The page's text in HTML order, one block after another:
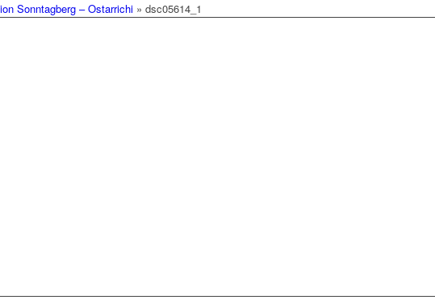
Sonntagberg – Ostarrichi» dsc05614_1